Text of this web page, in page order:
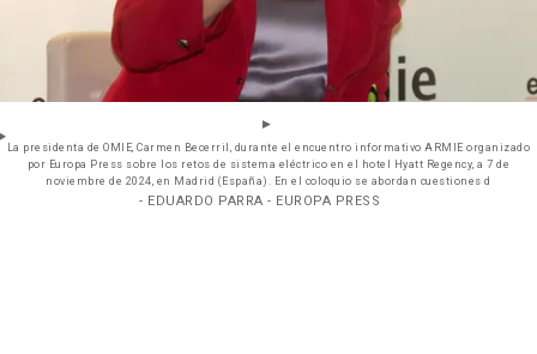
La presidenta de OMIE, Carmen Becerril, durante el encuentro informativo ARMIE organizado
por Europa Press sobre los retos de sistema eléctrico en el hotel Hyatt Regency, a 7 de
noviembre de 2024, en Madrid (España). En el coloquio se abordan cuestiones d
- EDUARDO PARRA - EUROPA PRESS